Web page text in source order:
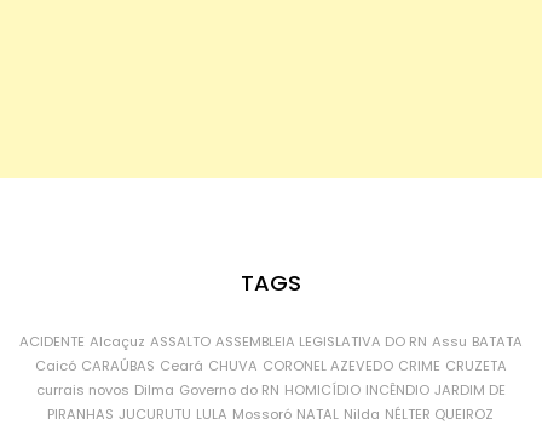
TAGS
ACIDENTE Alcaçuz ASSALTO ASSEMBLEIA LEGISLATIVA DO RN Assu BATATA
Caicó CARAÚBAS Ceará CHUVA CORONEL AZEVEDO CRIME CRUZETA
currais novos Dilma Governo do RN HOMICÍDIO INCÊNDIO JARDIM DE
PIRANHAS JUCURUTU LULA Mossoró NATAL Nilda NÉLTER QUEIROZ